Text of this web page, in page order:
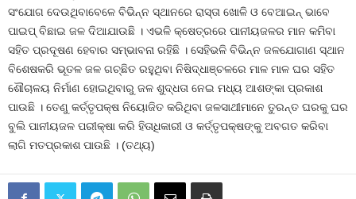
ସଂଯୋଗ ଦେଉଥିବାବେଳେ ବିଭିନ୍ନ ସ୍ଥାନରେ ରାସ୍ତା ଖୋଳି ଓ ବେଆଇନ୍‍ ଭାବେ
ପାଇପ୍‍ ବିଛାଇ ଜଳ ଦିଆଯାଉଛି । ଏଭଳି କ୍ଷେତ୍ରରେ ପାନୀୟଜଳର ମାନ କମିବା
ସହିତ ପ୍ରଦୂଷଣ ହେବାର ସମ୍ଭାବନା ରହିଛି । ସେହିଭଳି ବିଭିନ୍ନ ଜଳଯୋଗାଣ ସ୍ଥାନ
ବିଶେଷକରି ଭୂତଳ ଜଳ ଗଚ୍ଛିତ ରହୁଥିବା ନିଷିଦ୍ଧାଞ୍ଚଳରେ ମାଳ ମାଳ ଘର ସହିତ
ଶୌଚାଳୟ ନିର୍ମାଣ ହୋଇଥିବାରୁ ଜଳ ଶୁଦ୍ଧତା ନେଇ ମଧ୍ୟ ଆଶଙ୍କା ପ୍ରକାଶ
ପାଉଛି । ତେଣୁ କର୍ତ୍ତୃପକ୍ଷ ନିୟୋଜିତ କରିଥିବା ଜଳସାଥୀମାନେ ତୁରନ୍ତ ଘରକୁ ଘର
ବୁଲି ପାନୀୟଜଳ ପରୀକ୍ଷା କରି ହିତାଧିକାରୀ ଓ କର୍ତ୍ତୃପକ୍ଷଙ୍କୁ ଅବଗତ କରିବା
ଲାଗି ମତପ୍ରକାଶ ପାଉଛି । (ତଥ୍ୟ)